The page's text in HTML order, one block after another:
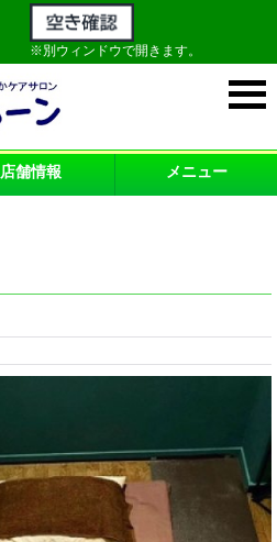
※別ウィンドウで開きます。
店舗情報 メニュー